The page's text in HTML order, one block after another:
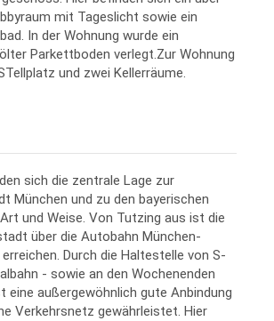
mit Tageslicht sowie ein
In der Wohnung wurde ein
Parkettboden verlegt.Zur Wohnung
und zwei Kellerräume.
sich die zentrale Lage zur
München und zu den bayerischen
und Weise. Von Tutzing aus ist die
über die Autobahn München-
Durch die Haltestelle von S-
- sowie an den Wochenenden
eine außergewöhnlich gute Anbindung
Verkehrsnetz gewährleistet. Hier